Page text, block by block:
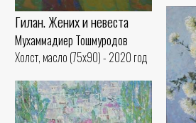
Гилан. Жених и невеста
Мухаммадиер Тошмуродов
Холст, масло (75x90) - 2020 год